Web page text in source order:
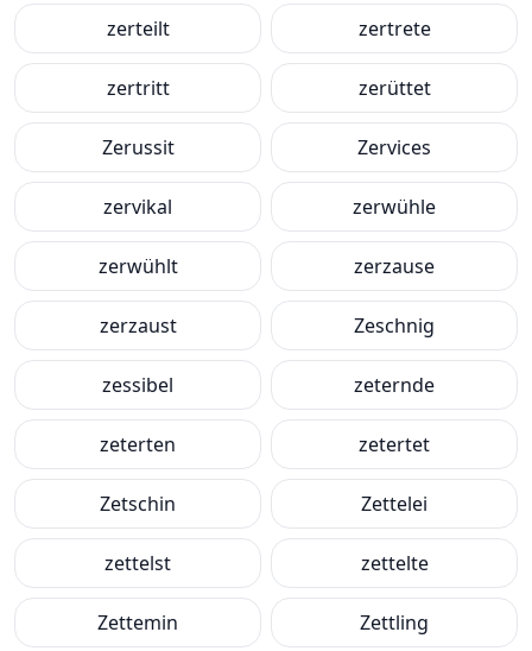
zerteilt zertrete
zertritt zerüttet
Zerussit Zervices
zervikal zerwühle
zerwühlt zerzause
zerzaust Zeschnig
zessibel zeternde
zeterten zetertet
Zetschin Zettelei
zettelst zettelte
Zettemin Zettling